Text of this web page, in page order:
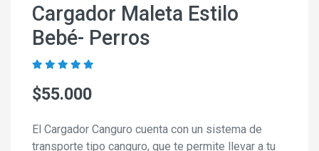
Cargador Maleta Estilo
Bebé- Perros
$55.000
El Cargador Canguro cuenta con un sistema de
transporte tipo canguro, que te permite llevar a tu